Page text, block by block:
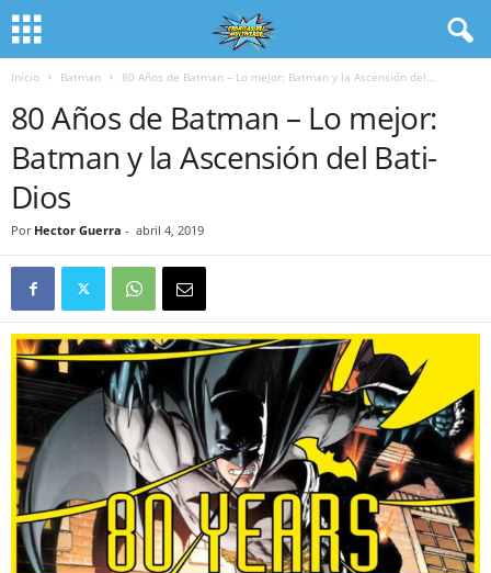
Inicio Batman 80 Años de Batman – Lo mejor: Batman y la Ascensión del...
80 Años de Batman – Lo mejor:
Batman y la Ascensión del Bati-
Dios
Por Hector Guerra - abril 4, 2019